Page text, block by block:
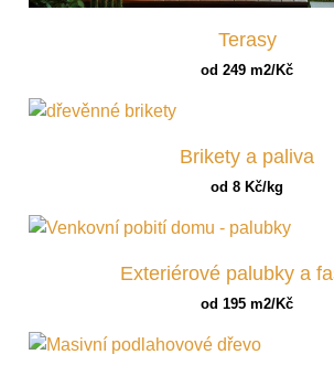
Terasy
od 249 m2/Kč
Brikety a paliva
od 8 Kč/kg
Exteriérové palubky a
od 195 m2/Kč